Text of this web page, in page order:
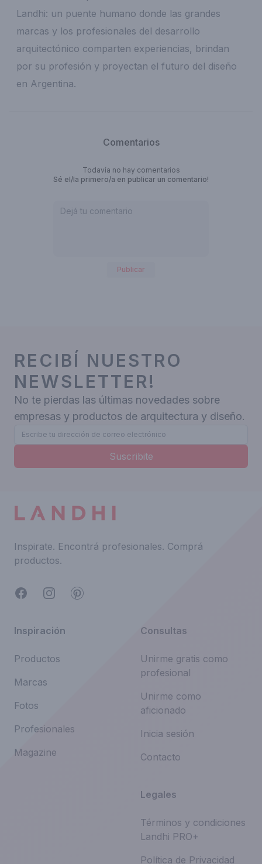
Landhi: un puente humano donde las grandes
marcas y los profesionales del desarrollo
arquitectónico comparten experiencias, brindan
por su profesión y proyectan el futuro del diseño
en Argentina.
Comentarios
Todavía no hay comentarios
Sé el/la primero/a en publicar un comentario!
Publicar
RECIBÍ NUESTRO
NEWSLETTER!
No te pierdas las últimas novedades sobre
empresas y productos de arquitectura y diseño.
Suscribite
Inspirate. Encontrá profesionales. Comprá
productos.
FacebookInstagramPinterest
Inspiración
Productos
Marcas
Fotos
Profesionales
Magazine
Consultas
Unirme gratis como
profesional
Unirme como
aficionado
Inicia sesión
Contacto
Legales
Términos y condiciones
Landhi PRO+
Política de Privacidad